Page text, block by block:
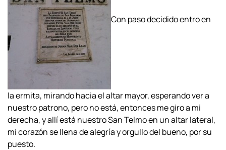
Con paso decidido entro en
la ermita, mirando hacia el altar mayor, esperando ver a
nuestro patrono, pero no está, entonces me giro a mi
derecha, y allí está nuestro San Telmo en un altar lateral,
mi corazón se llena de alegría y orgullo del bueno, por su
puesto.